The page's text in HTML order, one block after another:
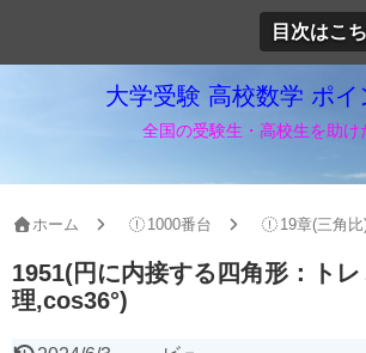
目次はこ
大学受験 高校数学 ポイ
全国の受験生・高校生を助け
ホーム 1000番台 19章(三角比
1951(円に内接する四角形：トレ
理,cos36°)